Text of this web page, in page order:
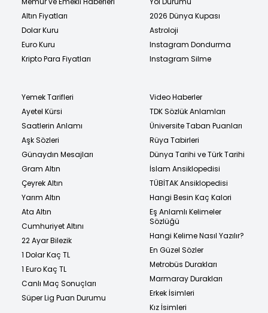
Altın Fiyatları
Dolar Kuru
Euro Kuru
Kripto Para Fiyatları
2026 Dünya Kupası
Astroloji
Instagram Dondurma
Instagram Silme
Yemek Tarifleri
Ayetel Kürsi
Saatlerin Anlamı
Aşk Sözleri
Günaydın Mesajları
Gram Altın
Çeyrek Altın
Yarım Altın
Ata Altın
Cumhuriyet Altını
22 Ayar Bilezik
1 Dolar Kaç TL
1 Euro Kaç TL
Canlı Maç Sonuçları
Süper Lig Puan Durumu
Video Haberler
TDK Sözlük Anlamları
Üniversite Taban Puanları
Rüya Tabirleri
Dünya Tarihi ve Türk Tarihi
İslam Ansiklopedisi
TÜBİTAK Ansiklopedisi
Hangi Besin Kaç Kalori
Eş Anlamlı Kelimeler
Sözlüğü
Hangi Kelime Nasıl Yazılır?
En Güzel Sözler
Metrobüs Durakları
Marmaray Durakları
Erkek İsimleri
Kız İsimleri